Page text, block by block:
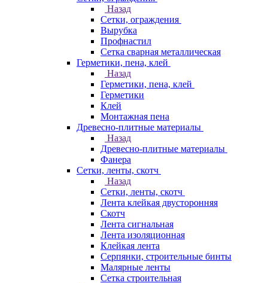
Назад
Сетки, ограждения
Вырубка
Профнастил
Сетка сварная металлическая
Герметики, пена, клей
Назад
Герметики, пена, клей
Герметики
Клей
Монтажная пена
Древесно-плитные материалы
Назад
Древесно-плитные материалы
Фанера
Сетки, ленты, скотч
Назад
Сетки, ленты, скотч
Лента клейкая двусторонняя
Скотч
Лента сигнальная
Лента изоляционная
Клейкая лента
Серпянки, строительные бинты
Малярные ленты
Сетка строительная